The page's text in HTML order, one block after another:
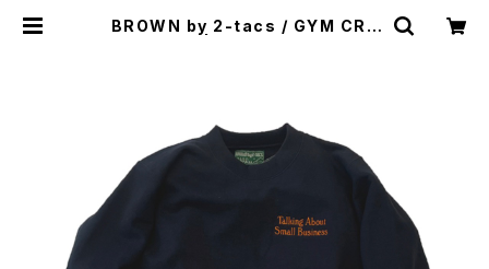
BROWN by 2-tacs / GYM CRE